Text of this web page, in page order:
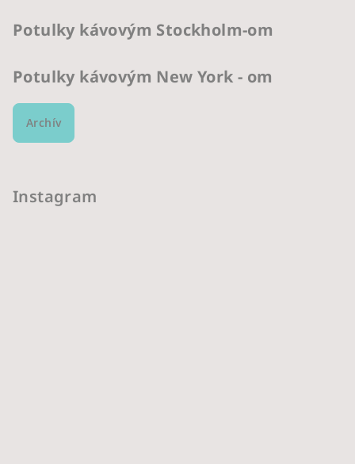
Potulky kávovým Stockholm-om
Potulky kávovým New York - om
Archív
Instagram